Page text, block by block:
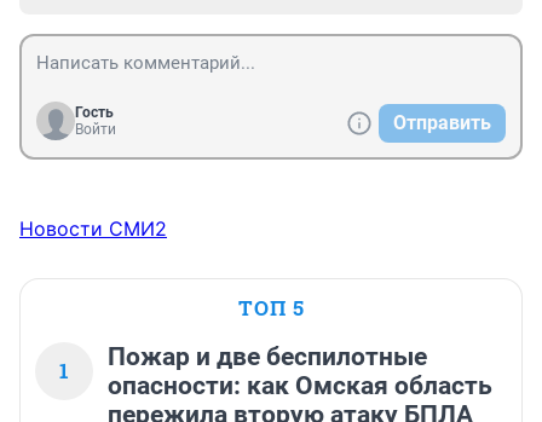
Гость
Войти
Отправить
Новости СМИ2
ТОП 5
1
Пожар и две беспилотные
опасности: как Омская область
пережила вторую атаку БПЛА